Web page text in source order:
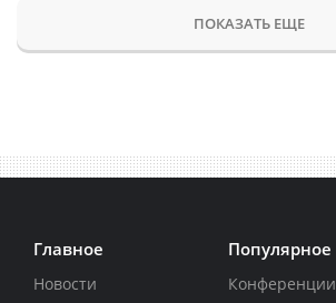
ПОКАЗАТЬ ЕЩЕ
Главное
Новости
Популярное
Конференции